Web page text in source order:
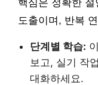
핵심은 정확한
도출이며, 반복
단계별 학습:
보고, 실기 작
대화하세요.